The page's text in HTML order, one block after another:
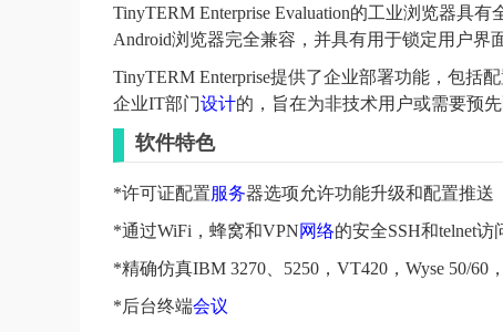
TinyTERM Enterprise Evaluation的工业浏览器具有
Android浏览器完全兼容，并具有用于锁定用户界
TinyTERM Enterprise提供了企业部署功能，包括
企业IT部门设计的，旨在为非技术用户或需要预
软件特色
*许可证配置服务器选项允许功能升级和配置推送
*通过WiFi，蜂窝和VPN网络的安全SSH和telnet访
*精确仿真IBM 3270、5250，VT420，Wyse 50/60
*后台终端会议